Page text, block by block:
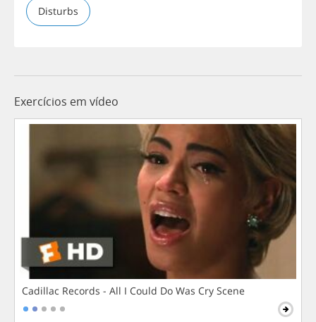
Disturbs
Exercícios em vídeo
Cadillac Records - All I Could Do Was Cry Scene